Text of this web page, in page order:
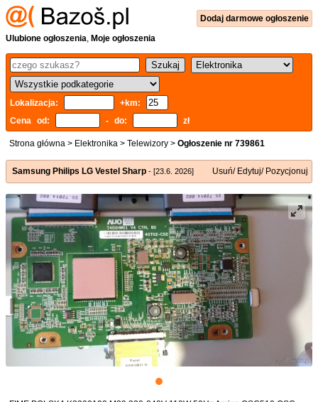
Dodaj darmowe ogłoszenie
Ulubione ogłoszenia, Moje ogłoszenia
Lokalizacja:
+km:
Cena od:
- do: zł
Strona główna > Elektronika > Telewizory > Ogłoszenie nr 739861
Samsung Philips LG Vestel Sharp - [23.6. 2026] Usuń/ Edytuj/ Pozycjonuj